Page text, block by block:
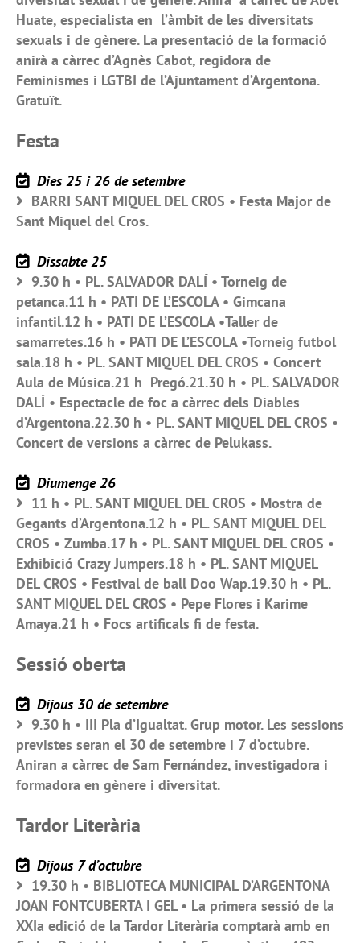
Huate, especialista en l’àmbit de les diversitats
sexuals i de gènere. La presentació de la formació
anirà a càrrec d’Agnès Cabot, regidora de
Feminismes i LGTBI de l’Ajuntament d’Argentona.
Gratuït.
Festa
Dies 25 i 26 de setembre
BARRI SANT MIQUEL DEL CROS • Festa Major de
Sant Miquel del Cros.
Dissabte 25
9.30 h • PL. SALVADOR DALÍ • Torneig de
petanca.11 h • PATI DE L’ESCOLA • Gimcana
infantil.12 h • PATI DE L’ESCOLA •Taller de
samarretes.16 h • PATI DE L’ESCOLA •Torneig futbol
sala.18 h • PL. SANT MIQUEL DEL CROS • Concert
Aula de Música.21 h Pregó.21.30 h • PL. SALVADOR
DALÍ • Espectacle de foc a càrrec dels Diables
d’Argentona.22.30 h • PL. SANT MIQUEL DEL CROS •
Concert de versions a càrrec de Pelukass.
Diumenge 26
11 h • PL. SANT MIQUEL DEL CROS • Mostra de
Gegants d’Argentona.12 h • PL. SANT MIQUEL DEL
CROS • Zumba.17 h • PL. SANT MIQUEL DEL CROS •
Exhibició Crazy Jumpers.18 h • PL. SANT MIQUEL
DEL CROS • Festival de ball Doo Wap.19.30 h • PL.
SANT MIQUEL DEL CROS • Pepe Flores i Karime
Amaya.21 h • Focs artificals fi de festa.
Sessió oberta
Dijous 30 de setembre
9.30 h • III Pla d’Igualtat. Grup motor. Les sessions
previstes seran el 30 de setembre i 7 d’octubre.
Aniran a càrrec de Sam Fernández, investigadora i
formadora en gènere i diversitat.
Tardor Literària
Dijous 7 d’octubre
19.30 h • BIBLIOTECA MUNICIPAL D’ARGENTONA
JOAN FONTCUBERTA I GEL • La primera sessió de la
XXIa edició de la Tardor Literària comptarà amb en